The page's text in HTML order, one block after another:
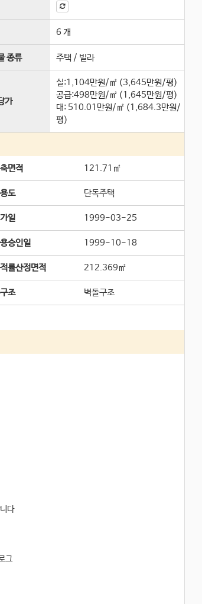
6 개
종류 주택 / 빌라
가
실:1,104만원/㎡ (3,645만원/평)
공급:498만원/㎡ (1,645만원/평)
대:510.01만원/㎡ (1,684.3만원/
평)
면적 121.71㎡
도 단독주택
일 1999-03-25
승인일 1999-10-18
률산정면적 212.369㎡
조 벽돌구조
다
그